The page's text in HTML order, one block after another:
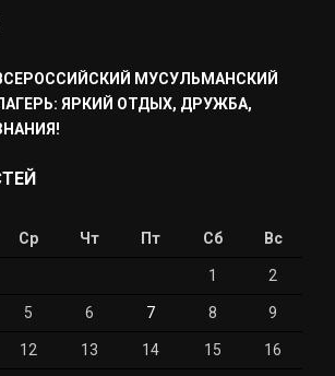
МУСУЛЬМАНСКИЙ
ЯРКИЙ ОТДЫХ, ДРУЖБА,
Ср Чт Пт Сб Вс
1 2
5 6 7 8 9
12 13 14 15 16